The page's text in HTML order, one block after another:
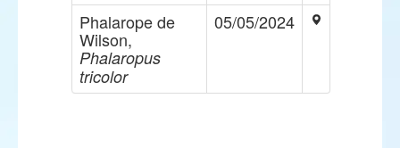
Phalarope de
Wilson,
Phalaropus
tricolor
05/05/2024